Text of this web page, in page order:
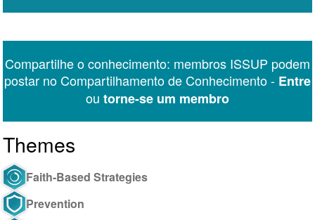
Compartilhe o conhecimento: membros ISSUP podem
postar no Compartilhamento de Conhecimento - Entre
ou torne-se um membro
Themes
Faith-Based Strategies
Prevention